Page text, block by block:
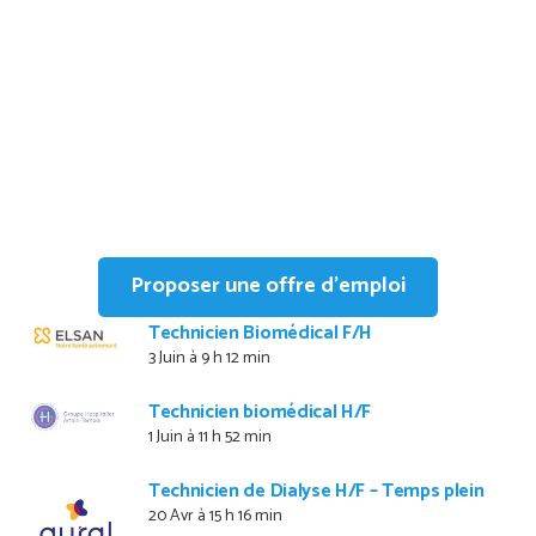
Proposer une offre d’emploi
Technicien Biomédical F/H
3 Juin à 9 h 12 min
Technicien biomédical H/F
1 Juin à 11 h 52 min
Technicien de Dialyse H/F – Temps plein
20 Avr à 15 h 16 min